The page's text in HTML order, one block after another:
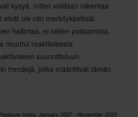
kysyä, miten voidaan rakentaa
eivät ole niin merkityksellisiä.
hallintaa, ei niiden poistamista.
muuttui reaktiivisesta
suunnitteluun.
trendejä, jotka määrittivät tämän